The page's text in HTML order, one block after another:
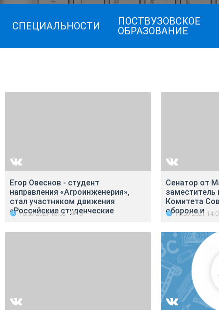
СПЕЦИАЛЬНОСТИ
ПОСТВУЗОВСКОЕ
ОБРАЗОВАНИЕ
Егор Овеснов - студент
направления «Агроинженерия»,
стал участником движения
«Российские студенческие
10.09.2021 18:08 0
Сенатор от
заместитель
Комитета
обороне и
10.09.2021